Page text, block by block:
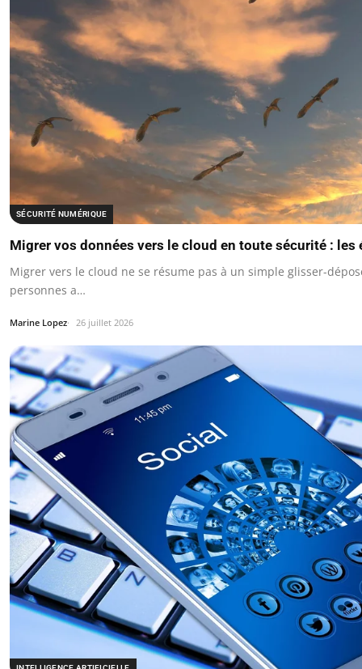
SÉCURITÉ NUMÉRIQUE
Migrer vos données vers le cloud en toute sécurité : les
Migrer vers le cloud ne se résume pas à un simple glisser-
personnes a…
Marine Lopez 26 juillet 2026